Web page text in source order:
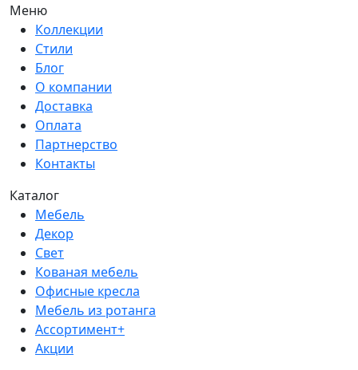
Меню
Коллекции
Стили
Блог
О компании
Доставка
Оплата
Партнерство
Контакты
Каталог
Мебель
Декор
Свет
Кованая мебель
Офисные кресла
Мебель из ротанга
Ассортимент+
Акции